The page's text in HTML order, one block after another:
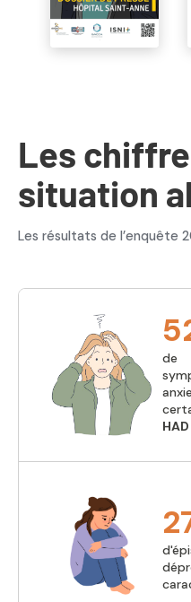
Les
situation
Les résultats de l’enquête
de